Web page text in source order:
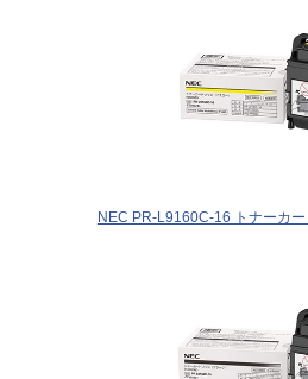
NEC PR-L9160C-16 トナーカ